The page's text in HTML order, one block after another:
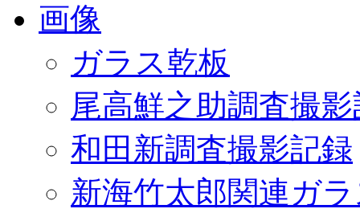
画像
ガラス乾板
尾高鮮之助調査撮
和田新調査撮影記録
新海竹太郎関連ガ